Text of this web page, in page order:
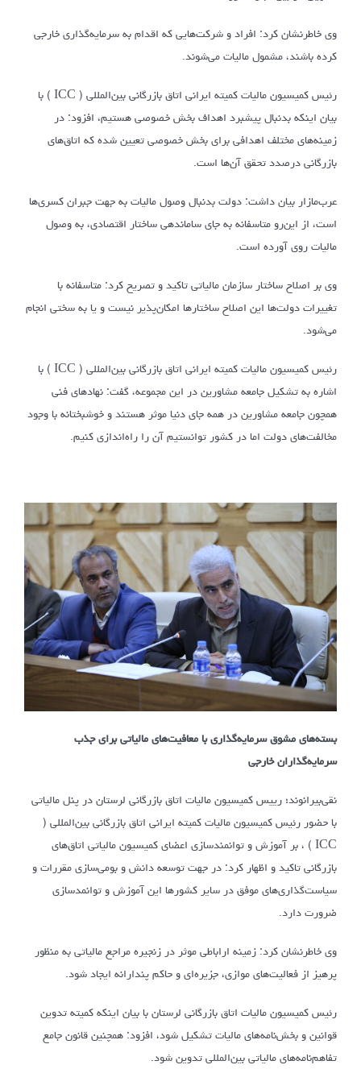
وی خاطرنشان کرد: افراد و شرکت‌هایی که اقدام به سرمایه‌گذاری خارجی
کرده باشند، مشمول مالیات می‌شوند.
رئیس کمیسیون مالیات کمیته ایرانی اتاق بازرگانی بین‌المللی ( ICC ) با
بیان اینکه بدنبال پیشبرد اهداف بخش خصوصی هستیم، افزود: در
زمینه‌های مختلف اهدافی برای بخش خصوصی تعیین شده که اتاق‌های
بازرگانی درصدد تحقق آن‌ها است.
عرب‌مازار بیان داشت: دولت بدنبال وصول مالیات به جهت جبران کسری‌ها
است، از این‌رو متاسفانه به جای ساماندهی ساختار اقتصادی، به وصول
مالیات روی آورده است.
وی بر اصلاح ساختار سازمان مالیاتی تاکید و تصریح کرد: متاسفانه با
تغییرات دولت‌ها این اصلاح ساختارها امکان‌پذیر نیست و یا به سختی انجام
می‌شود.
رئیس کمیسیون مالیات کمیته ایرانی اتاق بازرگانی بین‌المللی ( ICC ) با
اشاره به تشکیل جامعه مشاورین در این مجموعه، گفت: نهادهای فنی
همچون جامعه مشاورین در همه جای دنیا موثر هستند و خوشبختانه با وجود
مخالفت‌های دولت اما در کشور توانستیم آن را راه‌اندازی کنیم.
بسته‌های مشوق سرمایه‌گذاری با معافیت‌های مالیاتی برای جذب
سرمایه‌گذاران خارجی
نقی‌بیرانوند؛ رییس کمیسیون مالیات اتاق بازرگانی لرستان در پنل مالیاتی
با حضور رئیس کمیسیون مالیات کمیته ایرانی اتاق بازرگانی بین‌المللی (
ICC ) ، بر آموزش و توانمندسازی اعضای کمیسیون مالیاتی اتاق‌های
بازرگانی تاکید و اظهار کرد: در جهت توسعه دانش و بومی‌سازی مقررات و
سیاست‌گذاری‌های موفق در سایر کشورها این آموزش و توانمدسازی
ضرورت دارد.
وی خاطرنشان کرد: زمینه اراباطی موثر در زنجیره مراجع مالیاتی به منظور
پرهیز از فعالیت‌های موازی، جزیره‌ای و حاکم پندارانه ایجاد شود.
رئیس کمیسیون مالیات اتاق بازرگانی لرستان با بیان اینکه کمیته تدوین
قوانین و بخش‌نامه‌های مالیات تشکیل شود، افزود: همچنین قانون جامع
تفاهم‌نامه‌های مالیاتی بین‌المللی تدوین شود.